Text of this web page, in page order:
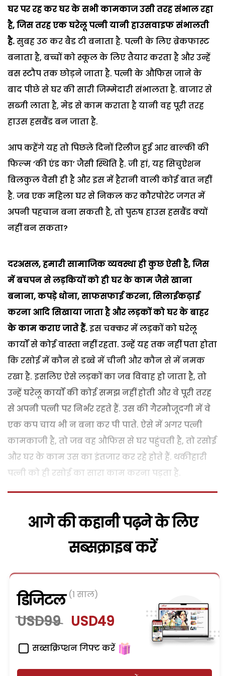
घर पर रह कर घर के सभी कामकाज उसी तरह संभाल रहा
है, जिस तरह एक घरेलू पत्नी यानी हाउसवाइफ संभालती
है.सुबह उठ कर बैड टी बनाता है. पत्नी के लिए ब्रेकफास्ट
बनाता है, बच्चों को स्कूल के लिए तैयार करता है और उन्हें
बस स्टौप तक छोड़ने जाता है. पत्नी के औफिस जाने के
बाद पीछे से घर की सारी जिम्मेदारी संभालता है. बाजार से
सब्जी लाता है, मेड से काम कराता है यानी वह पूरी तरह
हाउस हसबैंड बन जाता है.
आप कहेंगे यह तो पिछले दिनों रिलीज हुई आर बाल्की की
फिल्म ‘की एंड का’ जैसी स्थिति है. जी हां, यह सिचुऐशन
बिलकुल वैसी ही है और इस में हैरानी वाली कोई बात नहीं
है. जब एक महिला घर से निकल कर कौरपोरेट जगत में
अपनी पहचान बना सकती है, तो पुरुष हाउस हसबैंड क्यों
नहीं बन सकता?
दरअसल, हमारी सामाजिक व्यवस्था ही कुछ ऐसी है, जिस
में बचपन से लड़कियों को ही घर के काम जैसे खाना
बनाना, कपड़े धोना, साफसफाई करना, सिलाईकढ़ाई
करना आदि सिखाया जाता है और लड़कों को घर के बाहर
के काम कराए जाते हैं.इस चक्कर में लड़कों को घरेलू
कार्यों से कोई वास्ता नहीं रहता. उन्हें यह तक नहीं पता होता
कि रसोई में कौन से डब्बे में चीनी और कौन से में नमक
रखा है. इसलिए ऐसे लड़कों का जब विवाह हो जाता है, तो
उन्हें घरेलू कार्यों की कोई समझ नहीं होती और वे पूरी तरह
से अपनी पत्नी पर निर्भर रहते हैं. उस की गैरमौजूदगी में वे
एक कप चाय भी न बना कर पी पाते. ऐसे में अगर पत्नी
कामकाजी है, तो जब वह औफिस से घर पहुंचती है, तो रसोई
और घर के काम उस का इंतजार कर रहे होते हैं. थकीहारी
पत्नी को ही रसोई का सारा काम करना पड़ता है.
आगे की कहानी पढ़ने के लिए
सब्सक्राइब करें
डिजिटल (1 साल)
USD99 USD49
सब्सक्रिप्शन गिफ्ट करें